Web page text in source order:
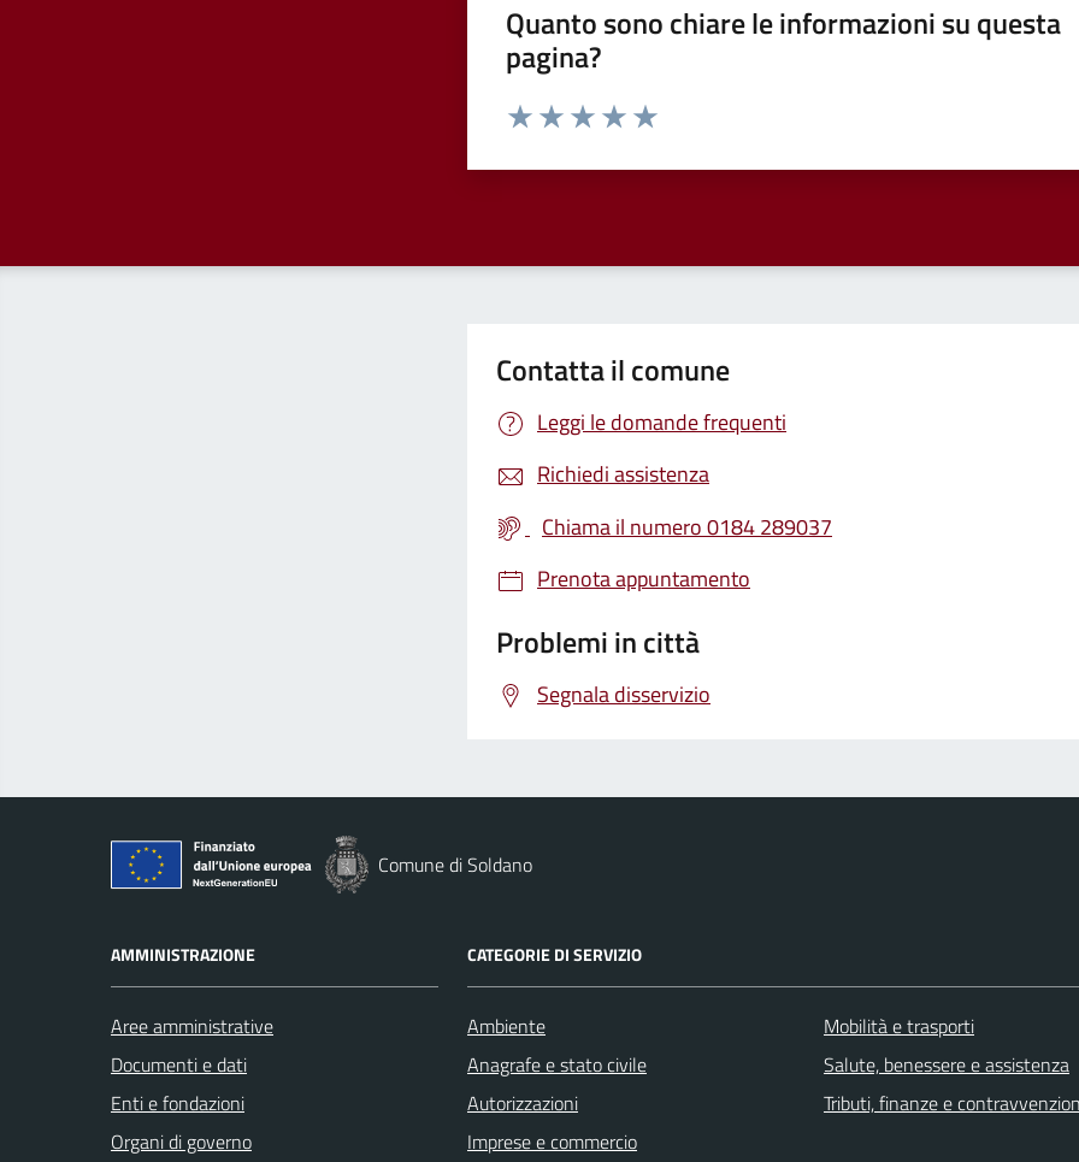
Quanto sono chiare le informazioni su questa
pagina?
Valuta da 1 a 5 stelle la pagina
Contatta il comune
Leggi le domande frequenti
Richiedi assistenza
Chiama il numero 0184 289037
Prenota appuntamento
Problemi in città
Segnala disservizio
Comune di Soldano
AMMINISTRAZIONE
Aree amministrative
Documenti e dati
Enti e fondazioni
Organi di governo
CATEGORIE DI SERVIZIO
Ambiente
Anagrafe e stato civile
Autorizzazioni
Imprese e commercio
Mobilità e trasporti
Salute, benessere e assistenza
Tributi, finanze e